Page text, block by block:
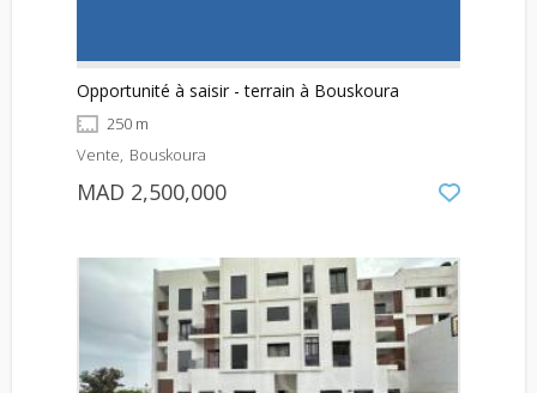
Opportunité à saisir - terrain à Bouskoura
250 m
Vente Bouskoura
MAD 2,500,000